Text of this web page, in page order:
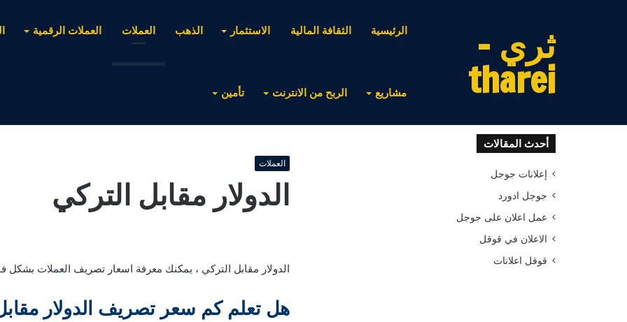
ثري -
tharei
الرئيسية الثقافة المالية الاستثمار الذهب العملات العملات الرقمية
مشاريع الربح من الانترنت تأمين
العملات
الدولار مقابل التركي
الدولار مقابل التركي ، يمكنك معرفة اسعار تصريف العملات بشكل
هل تعلم كم سعر تصريف الدولار
أحدث المقالات
إعلانات جوجل
جوجل ادورد
عمل اعلان على جوجل
الاعلان في قوقل
قوقل اعلانات